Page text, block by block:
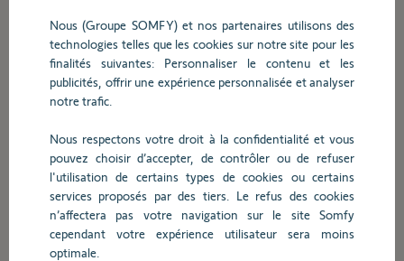
Ref. 1184111
Sunea 60 io 120/12 (câble 3 m
noir)
Connectez-vous pour afficher vos prix nets
Nous (Groupe SOMFY) et nos partenaires utilisons des
technologies telles que les cookies sur notre site pour les
finalités suivantes: Personnaliser le contenu et les
publicités, offrir une expérience personnalisée et analyser
notre trafic.
Nous respectons votre droit à la confidentialité et vous
pouvez choisir d’accepter, de contrôler ou de refuser
l'utilisation de certains types de cookies ou certains
services proposés par des tiers. Le refus des cookies
n’affectera pas votre navigation sur le site Somfy
cependant votre expérience utilisateur sera moins
optimale.